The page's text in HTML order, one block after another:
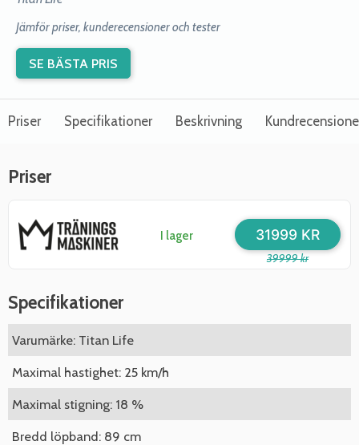
Jämför priser, kunderecensioner och tester
SE BÄSTA PRIS
Priser Specifikationer Beskrivning
Priser
I lager
39999 kr
31999 KR
Specifikationer
Varumärke: Titan Life
Maximal hastighet: 25 km/h
Maximal stigning: 18 %
Bredd löpband: 89 cm